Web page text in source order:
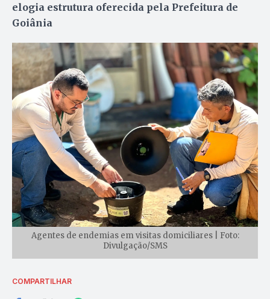
elogia estrutura oferecida pela Prefeitura de
Goiânia
Agentes de endemias em visitas domiciliares | Foto:
Divulgação/SMS
COMPARTILHAR